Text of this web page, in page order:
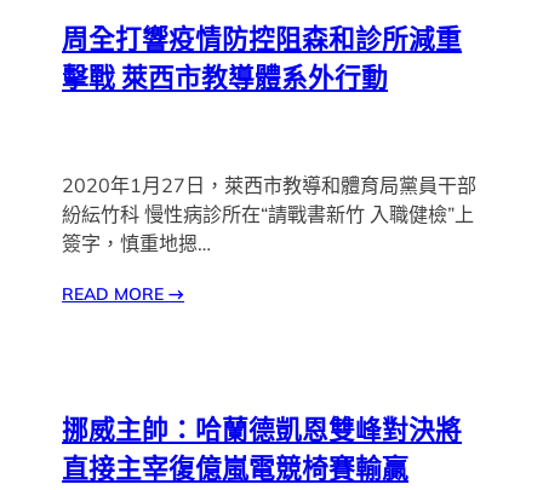
周全打響疫情防控阻森和診所減重
擊戰 萊西市教導體系外行動
2020年1月27日，萊西市教導和體育局黨員干部
紛紜竹科 慢性病診所在“請戰書新竹 入職健檢”上
簽字，慎重地摁…
READ MORE→
挪威主帥：哈蘭德凱恩雙峰對決將
直接主宰復億嵐電競椅賽輸贏